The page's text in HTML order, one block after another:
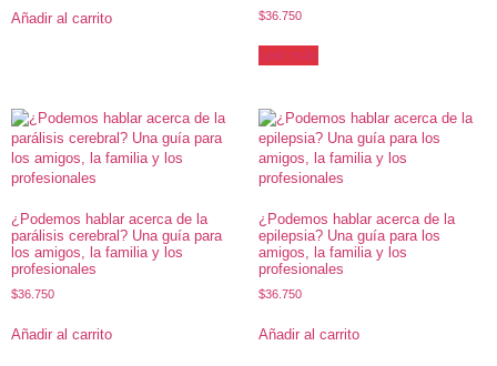
Añadir al carrito $36.750
Leer más
¿Podemos hablar acerca de la
parálisis cerebral? Una guía para
los amigos, la familia y los
profesionales
$36.750
Añadir al carrito
¿Podemos hablar acerca de la
epilepsia? Una guía para los
amigos, la familia y los
profesionales
$36.750
Añadir al carrito